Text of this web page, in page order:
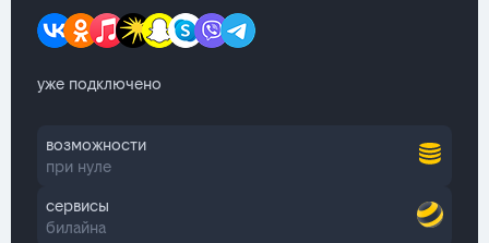
уже подключено
возможности
при нуле
сервисы
билайна